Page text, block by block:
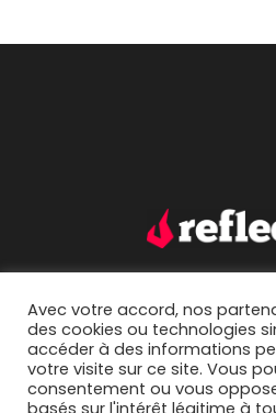
accueil.
mentions légales.
Avec votre accord, nos
des cookies ou technologies
accéder à des informations
votre visite sur ce site. Vous
consentement ou vous
basés sur l'intérêt légitime à